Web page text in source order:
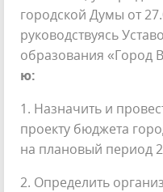
городской Думы от
руководствуясь
образования «Город
ю:
1. Назначить и
проекту бюджета
на плановый период
2. Определить